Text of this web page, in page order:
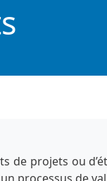
de projets ou